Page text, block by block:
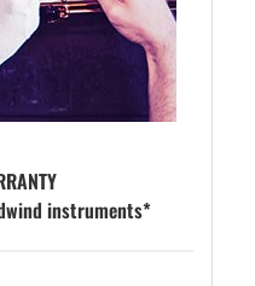
instruments*